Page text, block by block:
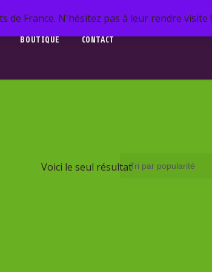
de France. N'hésitez pas à leur rendre visite !
BOUTIQUE CONTACT
Voici le seul résultat